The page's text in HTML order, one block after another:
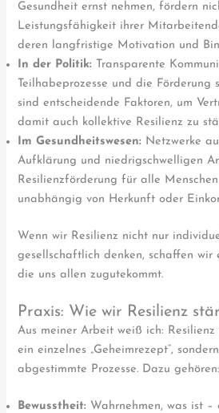
Gesundheit ernst nehmen, fördern
Leistungsfähigkeit ihrer
deren langfristige Motivation und
In der Politik: Transparente
Teilhabeprozesse und die Förderung
sind entscheidende Faktoren, um
damit auch kollektive Resilienz zu
Im Gesundheitswesen: Netzwerke
Aufklärung und niedrigschwelligen
Resilienzförderung für alle
unabhängig von Herkunft oder
Wenn wir Resilienz nicht nur
gesellschaftlich denken, schaffen wir
die uns allen zugutekommt.
Praxis: Wie wir Resilienz
Aus meiner Arbeit weiß ich:
ein einzelnes „Geheimrezept“,
abgestimmte Prozesse. Dazu gehören:
Bewusstheit: Wahrnehmen, was ist –